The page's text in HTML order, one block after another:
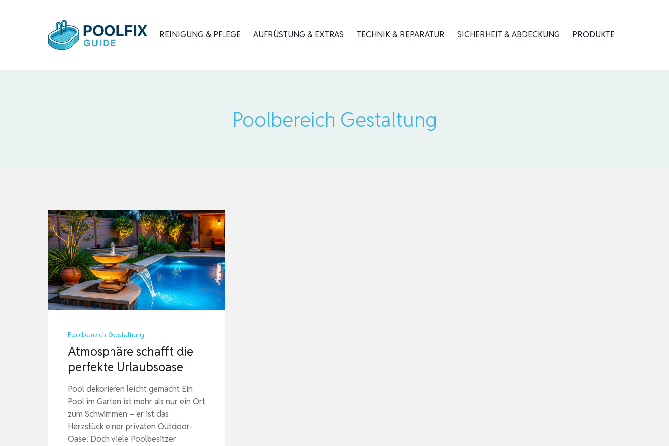
REINIGUNG & PFLEGE AUFRÜSTUNG & EXTRAS TECHNIK & REPARATUR SICHERHEIT & ABDECKUNG PRODUKTE
Poolbereich Gestaltung
Poolbereich Gestaltung
Atmosphäre schafft die
perfekte Urlaubsoase
Pool dekorieren leicht gemacht Ein
Pool im Garten ist mehr als nur ein Ort
zum Schwimmen – er ist das
Herzstück einer privaten Outdoor-
Oase. Doch viele Poolbesitzer